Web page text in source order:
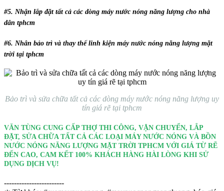
#5. Nhận lắp đặt tất cả các dòng máy nước nóng năng lượng cho nhà
dân tphcm
#6. Nhân bảo trì và thay thế linh kiện máy nước nóng năng lượng mặt
trời tại tphcm
Bảo trì và sửa chữa tất cả các dòng máy nước nóng năng lượng uy
tín giá rẽ tại tphcm
VĂN TÙNG CUNG CẤP THỢ THI CÔNG, VẬN CHUYỂN, LẮP
ĐẶT, SỬA CHỮA TẤT CẢ CÁC LOẠI MÁY NƯỚC NÓNG VÀ BỒN
NƯỚC NÓNG NĂNG LƯỢNG MẶT TRỜI TPHCM VỚI GIÁ TỪ RẼ
ĐẾN CAO, CAM KẾT 100% KHÁCH HÀNG HÀI LÒNG KHI SỬ
DỤNG DỊCH VỤ!
------------------------